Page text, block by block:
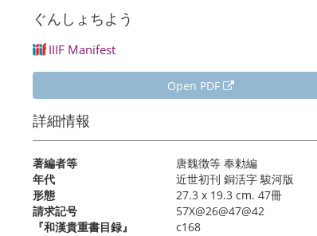
ぐんしょちよう
IIIF Manifest
Open PDF
詳細情報
著編者等
唐魏徴等 奉勅編
年代
近世初刊 銅活字 駿河版
形態
27.3 x 19.3 cm. 47冊
請求記号
57X@26@47@42
『和漢貴重書目録』
c168